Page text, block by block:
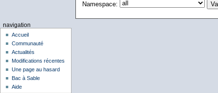
Namespace:
navigation
Accueil
Communauté
Actualités
Modifications récentes
Une page au hasard
Bac à Sable
Aide